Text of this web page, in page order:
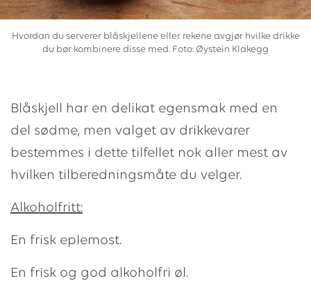
Hvordan du serverer blåskjellene eller rekene avgjør hvilke drikke
du bør kombinere disse med. Foto: Øystein Klakegg
Blåskjell har en delikat egensmak med en
del sødme, men valget av drikkevarer
bestemmes i dette tilfellet nok aller mest av
hvilken tilberedningsmåte du velger.
Alkoholfritt:
En frisk eplemost.
En frisk og god alkoholfri øl.